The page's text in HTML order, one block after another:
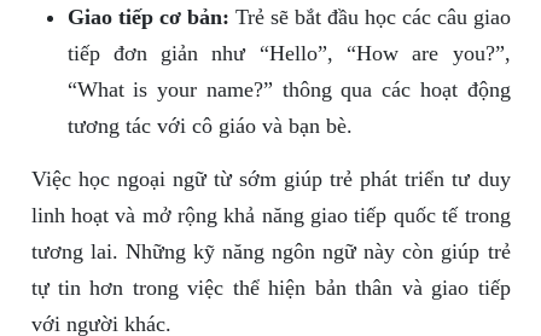
Giao tiếp cơ bản: Trẻ sẽ bắt đầu học các câu giao
tiếp đơn giản như “Hello”, “How are you?”,
“What is your name?” thông qua các hoạt động
tương tác với cô giáo và bạn bè.
Việc học ngoại ngữ từ sớm giúp trẻ phát triển tư duy
linh hoạt và mở rộng khả năng giao tiếp quốc tế trong
tương lai. Những kỹ năng ngôn ngữ này còn giúp trẻ
tự tin hơn trong việc thể hiện bản thân và giao tiếp
với người khác.